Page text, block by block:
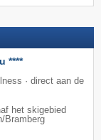
****
· direct aan de
het skigebied
​Bramberg